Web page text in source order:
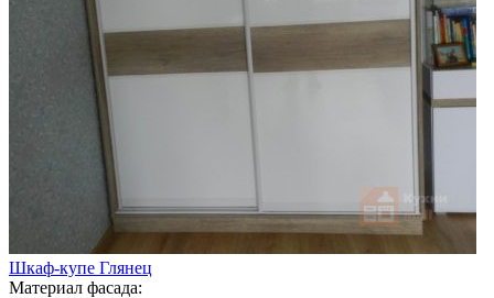
Шкаф-купе Глянец
Материал фасада: